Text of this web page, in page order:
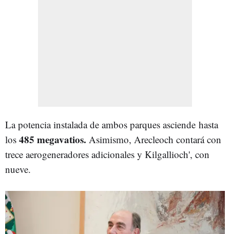
La potencia instalada de ambos parques asciende hasta
los 485 megavatios. Asimismo, Arecleoch contará con
trece aerogeneradores adicionales y Kilgallioch', con
nueve.